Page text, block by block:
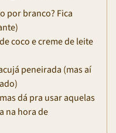
por branco? Fica
coco e creme de leite
peneirada (mas aí
dá pra usar aquelas
na hora de